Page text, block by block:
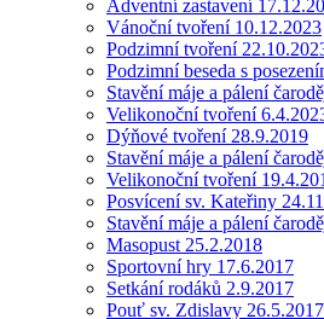
Adventní zastavení
Vánoční tvoření 10.12.2023
Podzimní tvoření
Podzimní beseda s
Stavění máje a pálení
Velikonoční tvoření
Dýňové tvoření 28.9.2019
Stavění máje a pálení
Velikonoční tvoření
Posvícení sv. Kateřiny
Stavění máje a pálení
Masopust 25.2.2018
Sportovní hry 17.6.2017
Setkání rodáků 2.9.2017
Pouť sv. Zdislavy 26.5.2017